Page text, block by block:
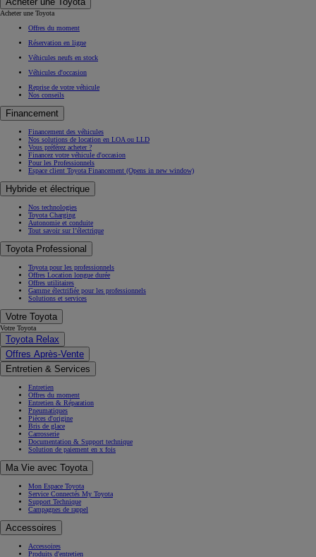
Acheter une Toyota
Offres du moment
Réservation en ligne
Véhicules neufs en stock
Véhicules d'occasion
Reprise de votre véhicule
Nos conseils
Financement
Financement des véhicules
Nos solutions de location en LOA ou LLD
Vous préférez acheter ?
Financez votre véhicule d'occasion
Pour les Professionnels
Espace client Toyota Financement (Opens in new window)
Hybride et électrique
Nos technologies
Toyota Charging
Autonomie et conduite
Tout savoir sur l’électrique
Toyota Professional
Toyota pour les professionnels
Offres Location longue durée
Offres utilitaires
Gamme électrifiée pour les professionnels
Solutions et services
Votre Toyota
Votre Toyota
Toyota Relax
Offres Après-Vente
Entretien & Services
Entretien
Offres du moment
Entretien & Réparation
Pneumatiques
Pièces d'origine
Bris de glace
Carrosserie
Documentation & Support technique
Solution de paiement en x fois
Ma Vie avec Toyota
Mon Espace Toyota
Service Connectés My Toyota
Support Technique
Campagnes de rappel
Accessoires
Accessoires
Produits d'entretien